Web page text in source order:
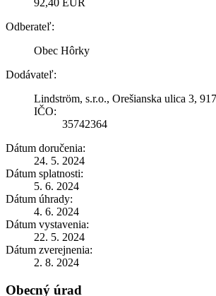
Odberateľ:
Obec Hôrky
Dodávateľ:
Lindström, s.r.o., Orešianska ulica 3,
IČO:
35742364
Dátum doručenia:
24. 5. 2024
Dátum splatnosti:
5. 6. 2024
Dátum úhrady:
4. 6. 2024
Dátum vystavenia:
22. 5. 2024
Dátum zverejnenia:
2. 8. 2024
Obecný úrad